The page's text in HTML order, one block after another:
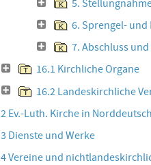
5.
6. Sprengel-
7. Abschluss
16.1 Kirchliche Organe
16.2 Landeskirchliche
2 Ev.-Luth. Kirche in
3 Dienste und Werke
4 Vereine und